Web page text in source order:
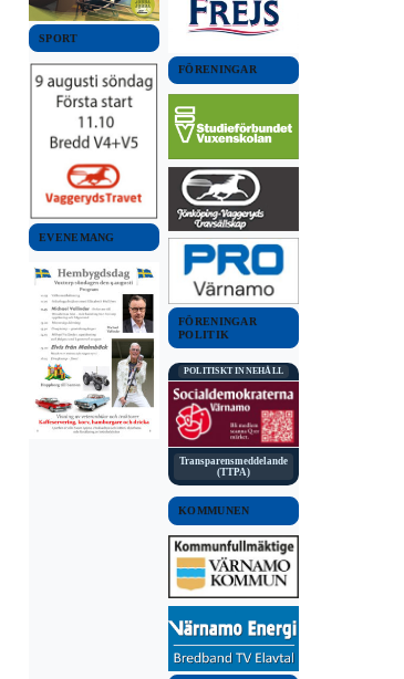
SPORT
EVENEMANG
FÖRENINGAR
FÖRENINGAR
POLITIK
POLITISKT INNEHÅLL
Transparensmeddelande
(TTPA)
KOMMUNEN